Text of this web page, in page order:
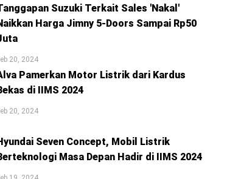
Suzuki Terkait Sales 'Nakal'
Harga Jimny 5-Doors Sampai Rp50
20, 2024
Pamerkan Motor Listrik dari Kardus
di IIMS 2024
20, 2024
Seven Concept, Mobil Listrik
Masa Depan Hadir di IIMS 2024